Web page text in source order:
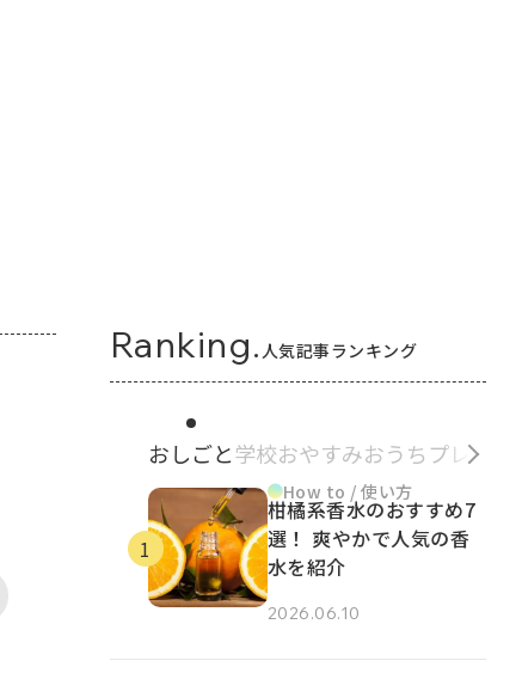
Ranking. 人気記事ランキング
おしごと学校おやすみおうち プレゼン
How to / 使い方
柑橘系香水のおすすめ7
選！ 爽やかで人気の香
水を紹介
2026.06.10